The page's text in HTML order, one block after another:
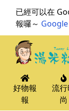
已經可以在
報囉～
好物報
報
流
尚